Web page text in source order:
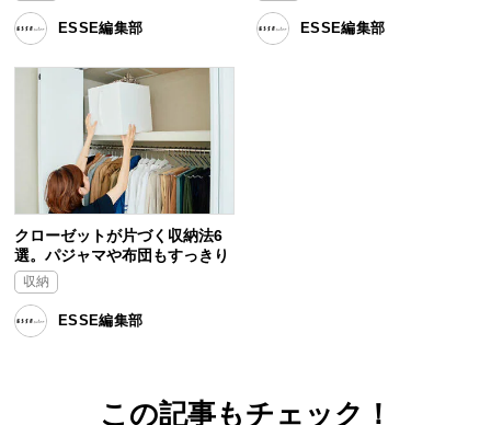
ESSE編集部 ESSE編集部
クローゼットが片づく収納法6
選。パジャマや布団もすっきり
収納
ESSE編集部
この記事もチェック！